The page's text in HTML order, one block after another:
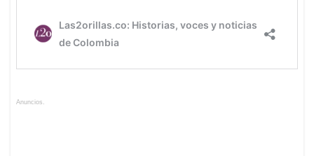
Anuncios.